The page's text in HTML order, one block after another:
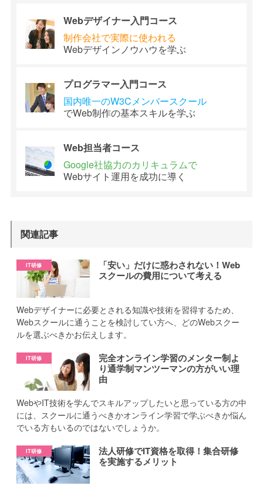
Webデザイナー入門コース
制作会社で実際に使われる
Webデザインノウハウを学ぶ
プログラマー入門コース
国内唯一のW3Cメンバースクール
でWeb制作の基本スキルを学ぶ
Web担当者コース
Google社協力のカリキュラムで
Webサイト運用を成功に導く
関連記事
「安い」だけに惑わされない！Web
スクールの費用について考える
Webデザイナーに必要とされる知識や技術を習得するため、
Webスクールに通うことを検討してい方へ、どのWebスクー
ルを選ぶべきかお伝えします。
完全オンライン学習のメンター制よ
り通学制マンツーマンの方がいい理
由
WebやIT技術を学んでスキルアップしたいと思っている方の中
には、スクールに通うべきかオンライン学習で学ぶべきか悩ん
でいる方もいるのではないでしょうか。
法人研修でIT資格を取得！集合研修
を実施するメリット